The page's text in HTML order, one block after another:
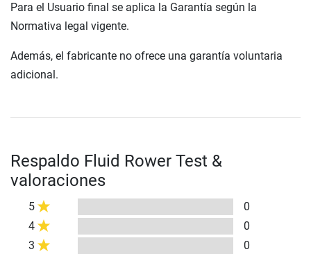
Para el Usuario final se aplica la Garantía según la
Normativa legal vigente.
Además, el fabricante no ofrece una garantía voluntaria
adicional.
Respaldo Fluid Rower Test &
valoraciones
5
0
4
0
3
0